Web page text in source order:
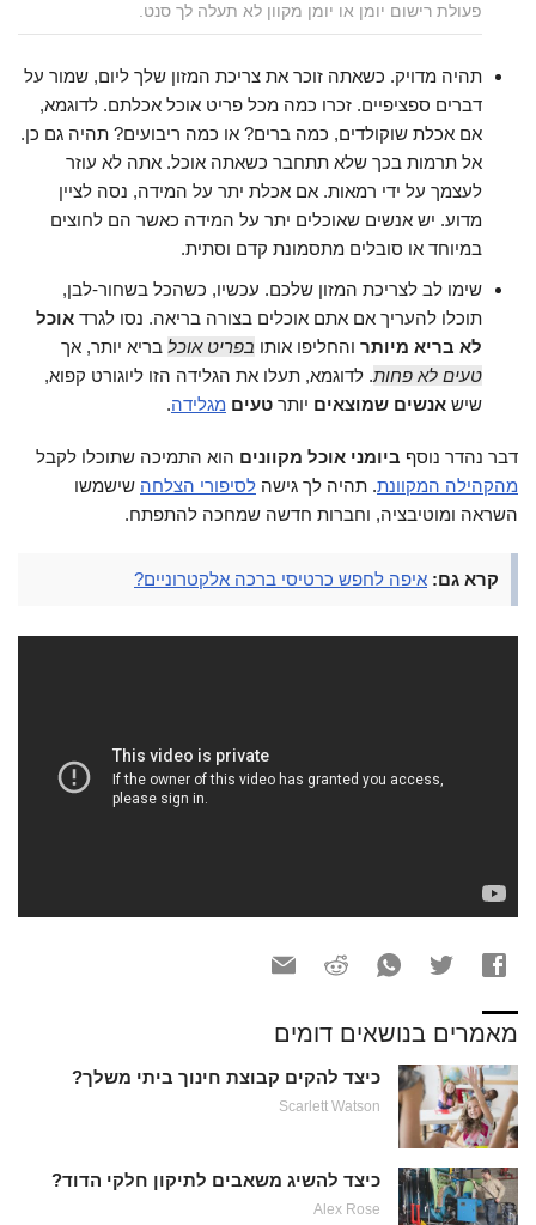
פעולת רישום יומן או יומן מקוון לא תעלה לך סנט.
תהיה מדויק. כשאתה זוכר את צריכת המזון שלך ליום, שמור על
דברים ספציפיים. זכרו כמה מכל פריט אוכל אכלתם. לדוגמא,
אם אכלת שוקולדים, כמה ברים? או כמה ריבועים? תהיה גם כן.
אל תרמות בכך שלא תתחבר כשאתה אוכל. אתה לא עוזר
לעצמך על ידי רמאות. אם אכלת יתר על המידה, נסה לציין
מדוע. יש אנשים שאוכלים יתר על המידה כאשר הם לחוצים
במיוחד או סובלים מתסמונת קדם וסתית.
שימו לב לצריכת המזון שלכם. עכשיו, כשהכל בשחור-לבן,
תוכלו להעריך אם אתם אוכלים בצורה בריאה. נסו לגרד אוכל
לא בריא מיותר והחליפו אותו בפריט אוכל בריא יותר, אך
טעים לא פחות. לדוגמא, תעלו את הגלידה הזו ליוגורט קפוא,
שיש אנשים שמוצאים יותר טעים מגלידה.
דבר נהדר נוסף ביומני אוכל מקוונים הוא התמיכה שתוכלו לקבל
מהקהילה המקוונת. תהיה לך גישה לסיפורי הצלחה שישמשו
השראה ומוטיבציה, וחברות חדשה שמחכה להתפתח.
קרא גם: איפה לחפש כרטיסי ברכה אלקטרוניים?
מאמרים בנושאים דומים
כיצד להקים קבוצת חינוך ביתי משלך?
Scarlett Watson
כיצד להשיג משאבים לתיקון חלקי הדוד?
Alex Rose